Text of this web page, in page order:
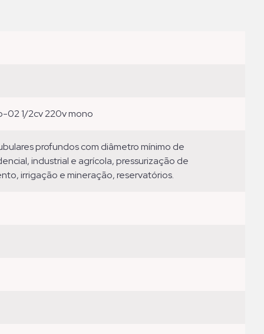
02 1/2cv 220v mono
industrial e agrícola, pressurização de
irrigação e mineração, reservatórios.